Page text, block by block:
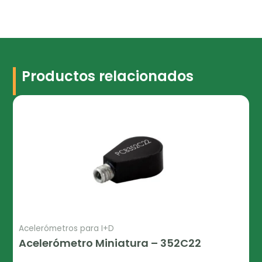
Productos relacionados
Acelerómetros para I+D
Acelerómetro Miniatura – 352C22